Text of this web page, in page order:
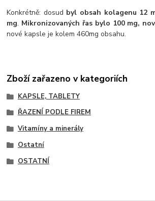
Konkrétně: dosud byl obsah kolagenu 12
mg. Mikronizovaných řas bylo 100 mg,
nové kapsle je kolem 460mg obsahu.
Zboží zařazeno v kategoriích
KAPSLE, TABLETY
ŘAZENÍ PODLE FIREM
Vitamíny a minerály
Ostatní
OSTATNÍ